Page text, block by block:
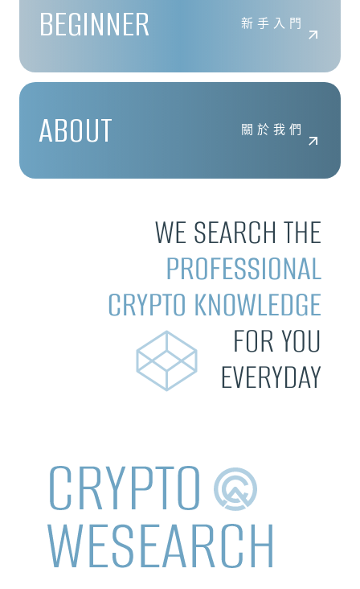
$1906.72-0.42% $ 72.98
BEGINNER 新手入門
ABOUT 關於我們
NEW EVENT 最新活動
NEW ARTICLES
全球最大託管銀行入局！ BNY Mellon 要讓美債交易
24/7 不打烊